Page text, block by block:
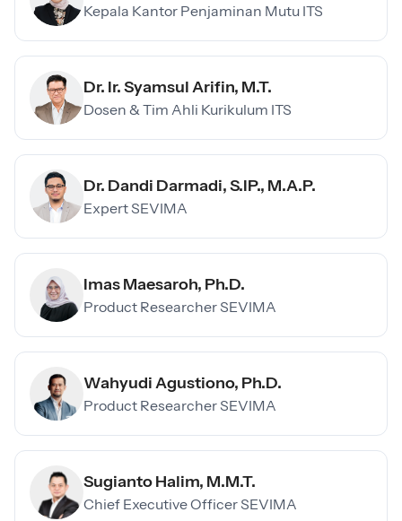
Kepala Kantor Penjaminan Mutu ITS
Dr. Ir. Syamsul Arifin, M.T.
Dosen & Tim Ahli Kurikulum ITS
Dr. Dandi Darmadi, S.IP., M.A.P.
Expert SEVIMA
Imas Maesaroh, Ph.D.
Product Researcher SEVIMA
Wahyudi Agustiono, Ph.D.
Product Researcher SEVIMA
Sugianto Halim, M.M.T.
Chief Executive Officer SEVIMA